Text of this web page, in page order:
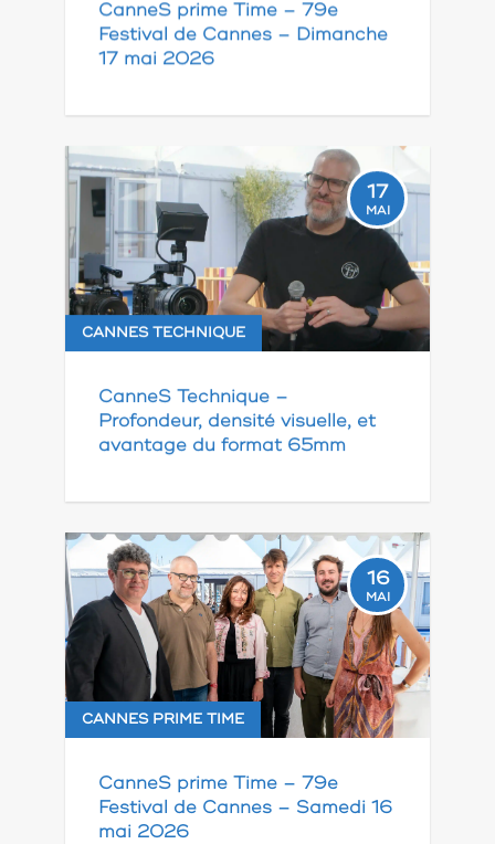
CanneS prime Time – 79e
Festival de Cannes – Dimanche
17 mai 2026
17
MAI
CANNES TECHNIQUE
CanneS Technique –
Profondeur, densité visuelle, et
avantage du format 65mm
16
MAI
CANNES PRIME TIME
CanneS prime Time – 79e
Festival de Cannes – Samedi 16
mai 2026